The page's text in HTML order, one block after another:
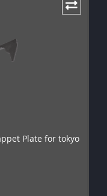
Plate for tokyo